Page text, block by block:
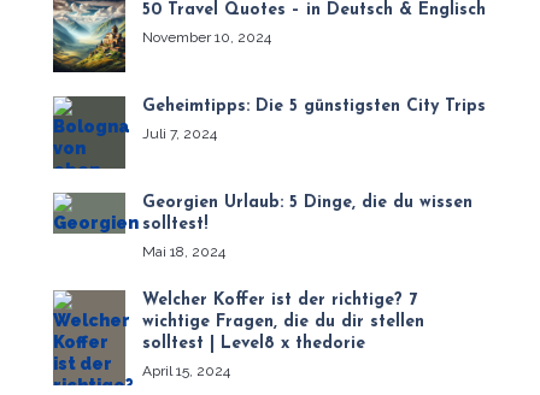
50 Travel Quotes – in Deutsch & Englisch
November 10, 2024
Geheimtipps: Die 5 günstigsten City Trips
Juli 7, 2024
Georgien Urlaub: 5 Dinge, die du wissen
solltest!
Mai 18, 2024
Welcher Koffer ist der richtige? 7
wichtige Fragen, die du dir stellen
solltest | Level8 x thedorie
April 15, 2024